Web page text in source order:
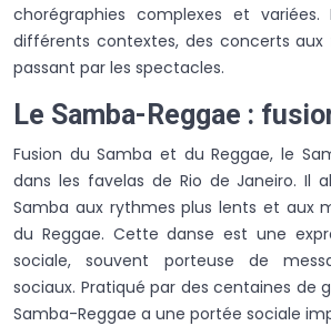
chorégraphies complexes et
différents contextes, des concerts aux
passant par les spectacles.
Le Samba-Reggae :
Fusion du Samba et du Reggae, le
dans les favelas de Rio de Janeiro. Il
Samba aux rythmes plus lents et aux
du Reggae. Cette danse est une
sociale, souvent porteuse de
sociaux. Pratiqué par des centaines de
Samba-Reggae a une portée sociale